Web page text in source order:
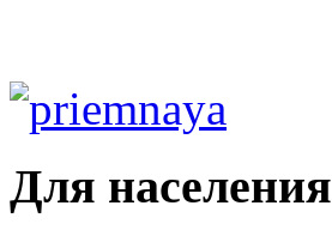
Для населения